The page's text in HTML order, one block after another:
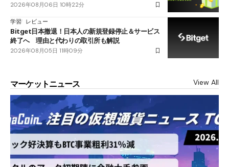
2026年08月06日 10時22分
学習 レビュー
Bitget日本撤退！日本人の新規登録停止＆サービス
終了へ 理由と代わりの取引所も解説
2026年08月05日 11時09分
マーケットニュース View All